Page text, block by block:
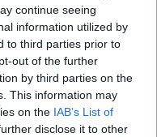
continue seeing
information utilized by
to third parties prior to
out of the further
by third parties on the
This information may
on the IAB’s List of
disclose it to other
e mëdha
në garë për
e Brentfordit, Igor
prek Azinë,